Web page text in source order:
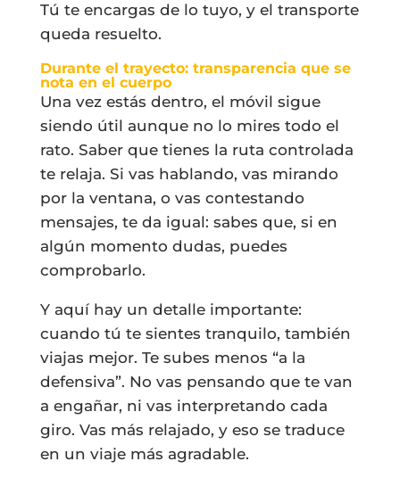
Tú te encargas de lo tuyo, y el transporte
queda resuelto.
Durante el trayecto: transparencia que se
nota en el cuerpo
Una vez estás dentro, el móvil sigue
siendo útil aunque no lo mires todo el
rato. Saber que tienes la ruta controlada
te relaja. Si vas hablando, vas mirando
por la ventana, o vas contestando
mensajes, te da igual: sabes que, si en
algún momento dudas, puedes
comprobarlo.
Y aquí hay un detalle importante:
cuando tú te sientes tranquilo, también
viajas mejor. Te subes menos “a la
defensiva”. No vas pensando que te van
a engañar, ni vas interpretando cada
giro. Vas más relajado, y eso se traduce
en un viaje más agradable.